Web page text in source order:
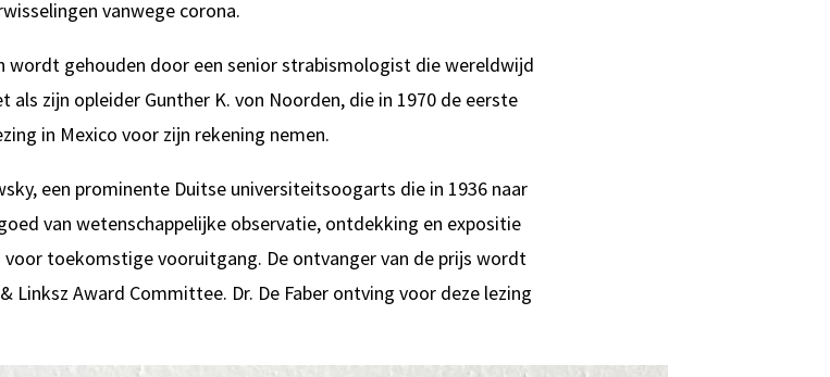
vanwege corona.
wordt gehouden door een senior strabismologist die wereldwijd
zijn opleider Gunther K. von Noorden, die in 1970 de eerste
in Mexico voor zijn rekening nemen.
een prominente Duitse universiteitsoogarts die in 1936 naar
van wetenschappelijke observatie, ontdekking en expositie
toekomstige vooruitgang. De ontvanger van de prijs wordt
Linksz Award Committee. Dr. De Faber ontving voor deze lezing